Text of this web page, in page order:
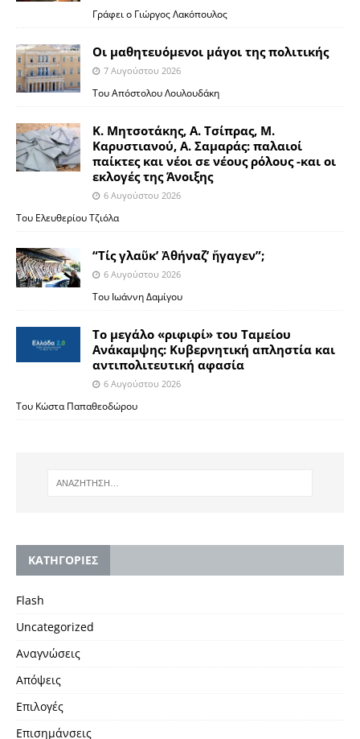
Γράφει ο Γιώργος Λακόπουλος
Οι μαθητευόμενοι μάγοι της πολιτικής
7 Αυγούστου 2026
Του Απόστολου Λουλουδάκη
Κ. Μητσοτάκης, Α. Τσίπρας, Μ.
Καρυστιανού, Α. Σαμαράς: παλαιοί
παίκτες και νέοι σε νέους ρόλους -και οι
εκλογές της Άνοιξης
6 Αυγούστου 2026
Του Ελευθερίου Τζιόλα
“Τίς γλαῦκ’ Ἀθήναζ’ ἤγαγεν”;
6 Αυγούστου 2026
Του Ιωάννη Δαμίγου
Το μεγάλο «ριφιφί» του Ταμείου
Ανάκαμψης: Κυβερνητική απληστία και
αντιπολιτευτική αφασία
6 Αυγούστου 2026
Του Κώστα Παπαθεοδώρου
KΑΤΗΓΟΡΙΕΣ
Flash
Uncategorized
Αναγνώσεις
Απόψεις
Επιλογές
Επισημάνσεις